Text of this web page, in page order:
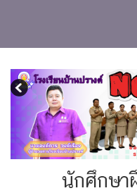
นักศึกษา